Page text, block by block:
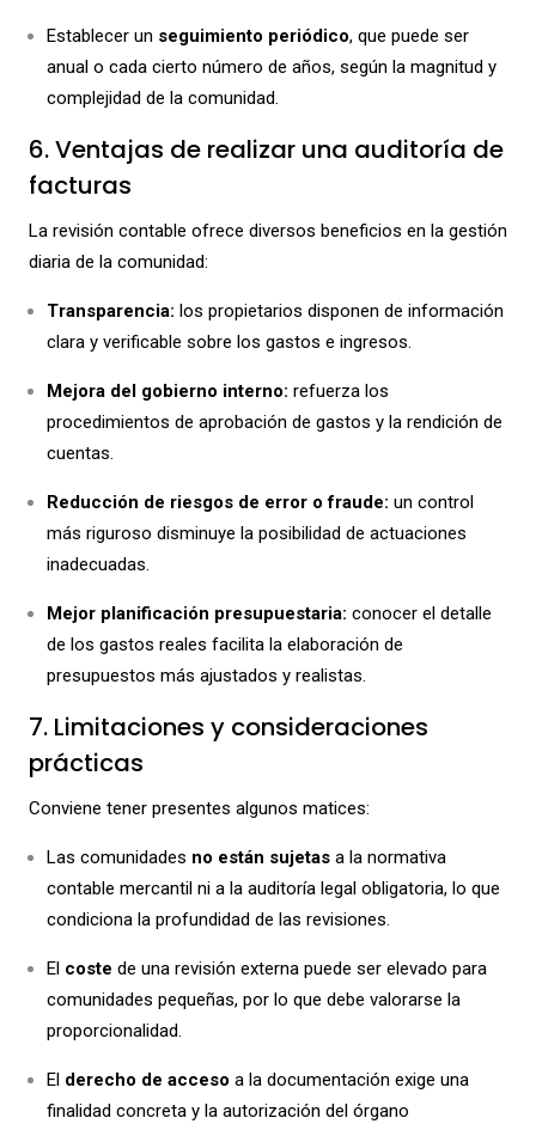
Establecer un seguimiento periódico, que puede ser
anual o cada cierto número de años, según la magnitud y
complejidad de la comunidad.
6. Ventajas de realizar una auditoría de
facturas
La revisión contable ofrece diversos beneficios en la gestión
diaria de la comunidad:
Transparencia: los propietarios disponen de información
clara y verificable sobre los gastos e ingresos.
Mejora del gobierno interno: refuerza los
procedimientos de aprobación de gastos y la rendición de
cuentas.
Reducción de riesgos de error o fraude: un control
más riguroso disminuye la posibilidad de actuaciones
inadecuadas.
Mejor planificación presupuestaria: conocer el detalle
de los gastos reales facilita la elaboración de
presupuestos más ajustados y realistas.
7. Limitaciones y consideraciones
prácticas
Conviene tener presentes algunos matices:
Las comunidades no están sujetasa la normativa
contable mercantil ni a la auditoría legal obligatoria, lo que
condiciona la profundidad de las revisiones.
El coste de una revisión externa puede ser elevado para
comunidades pequeñas, por lo que debe valorarse la
proporcionalidad.
El derecho de acceso a la documentación exige una
finalidad concreta y la autorización del órgano